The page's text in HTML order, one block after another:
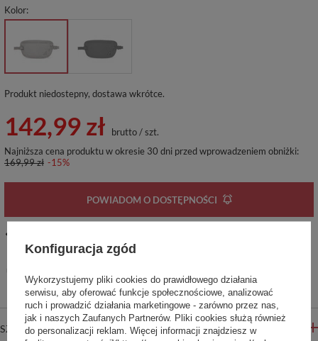
Kolor
Produkt niedostepny, dostawa wkrótce
142,99 zł brutto/szt.
Najniższa cena produktu w okresie 30 dni przed wprowadzeniem obniżki:
169,99 zł -15%
POWIADOM O DOSTĘPNOŚCI
Ten produkt nie jest dostępny w sklepie stacjonarnym
Bezpieczne zakupy
SZCZEGÓŁOWE INFORMACJE
Konfiguracja zgód
Wykorzystujemy pliki cookies do prawidłowego działania
serwisu, aby oferować funkcje społecznościowe, analizować
ruch i prowadzić działania marketingowe - zarówno przez nas,
jak i naszych Zaufanych Partnerów. Pliki cookies służą również
do personalizacji reklam. Więcej informacji znajdziesz w